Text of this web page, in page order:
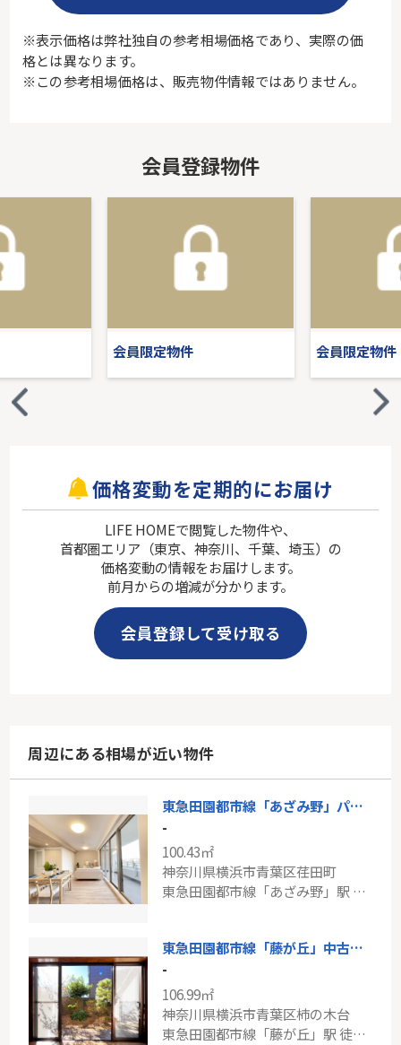
※表示価格は弊社独自の参考相場価格であり、実際の価
格とは異なります。
※この参考相場価格は、販売物件情報ではありません。
会員登録物件
会員限定物件 会員限定物件
価格変動を定期的にお届け
LIFE HOMEで閲覧した物件や、
首都圏エリア（東京、神奈川、千葉、埼玉）の
価格変動の情報をお届けします。
前月からの増減が分かります。
会員登録して受け取る
周辺にある相場が近い物件
東急田園都市線「あざみ野」パストラルフォートあざみ野
-
100.43㎡
神奈川県横浜市青葉区荏田町
東急田園都市線「あざみ野」駅 徒歩13分
東急田園都市線「藤が丘」中古戸建
-
106.99㎡
神奈川県横浜市青葉区柿の木台
東急田園都市線「藤が丘」駅 徒歩14分